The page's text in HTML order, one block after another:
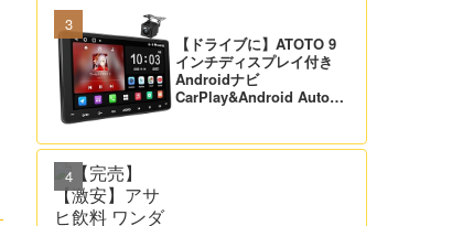
【ドライブに】ATOTO 9
インチディスプレイ付き
Androidナビ
CarPlay&Android Auto対